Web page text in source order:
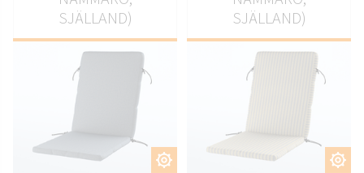
DOSTOSUJ
SJÄLLAND)
DOSTOSUJ
SJÄLLAND)